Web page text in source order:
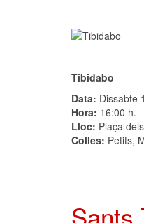
Tibidabo
Data: Dissabte
Hora: 16:00 h.
Lloc: Plaça
Colles: Petits,
Sants